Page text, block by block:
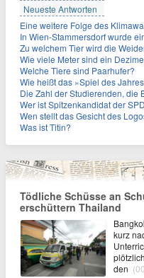
Neueste Antworten
In Wien-Stammersdorf wurde ein neuer österreichischer Temperaturrekord
Zu welchem Tier wird die
Wie viele Meter sind ein
Welche Tiere sind Paarhufer?
Wie heißt das »Spiel des
Die Zahl der Studierenden, die Bafög beziehen,
Wer ist Spitzenkandidat der SPD für die Wahl zum Berliner
Wen stellt das Gesicht des Logos
Was ist Titin?
Tödliche Schüsse an
erschüttern Thailand
kurz
den